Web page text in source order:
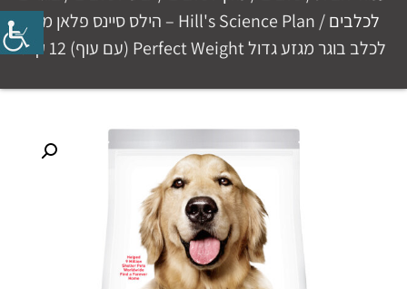
לכלבים
/ Hill's Science Plan – הילס סיינס פלאן מזון
לכלב בוגר מגזע גדול Perfect Weight (עם עוף) 12 ק"ג